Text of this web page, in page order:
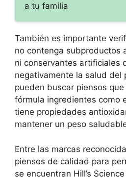
a tu familia
También es importante
no contenga subproductos
ni conservantes artificiales
negativamente la salud del
pueden buscar piensos
fórmula ingredientes como
tiene propiedades
mantener un peso
Entre las marcas
piensos de calidad para
se encuentran Hill’s